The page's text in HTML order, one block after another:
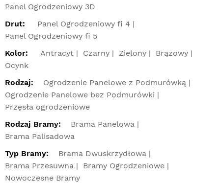
Panel Ogrodzeniowy 3D
Drut:
Panel Ogrodzeniowy fi 4
Panel Ogrodzeniowy fi 5
Kolor:
Antracyt Czarny Zielony
Brązowy
Ocynk
Rodzaj:
Ogrodzenie Panelowe z Podmurówką
Ogrodzenie Panelowe bez Podmurówki
Przęsła ogrodzeniowe
Rodzaj Bramy:
Brama Panelowa
Brama Palisadowa
Typ Bramy:
Brama Dwuskrzydłowa
Brama Przesuwna
Bramy Ogrodzeniowe
Nowoczesne Bramy